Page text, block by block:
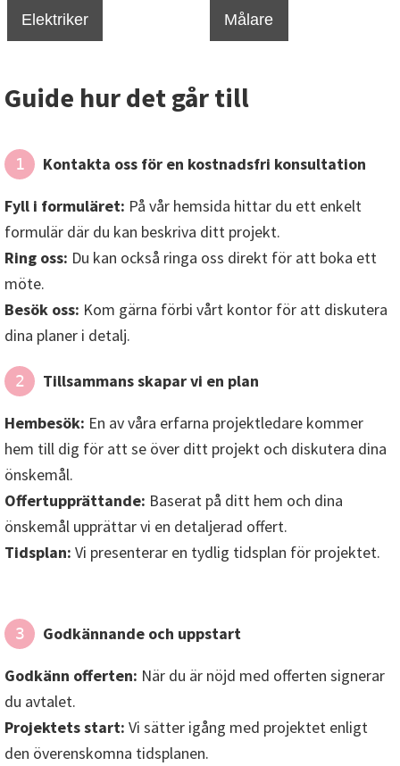
Elektriker Målare
Guide hur det går till
1 Kontakta oss för en kostnadsfri konsultation
Fyll i formuläret: På vår hemsida hittar du ett enkelt
formulär där du kan beskriva ditt projekt.
Ring oss: Du kan också ringa oss direkt för att boka ett
möte.
Besök oss: Kom gärna förbi vårt kontor för att diskutera
dina planer i detalj.
2 Tillsammans skapar vi en plan
Hembesök: En av våra erfarna projektledare kommer
hem till dig för att se över ditt projekt och diskutera dina
önskemål.
Offertupprättande: Baserat på ditt hem och dina
önskemål upprättar vi en detaljerad offert.
Tidsplan: Vi presenterar en tydlig tidsplan för projektet.
3 Godkännande och uppstart
Godkänn offerten: När du är nöjd med offerten signerar
du avtalet.
Projektets start: Vi sätter igång med projektet enligt
den överenskomna tidsplanen.